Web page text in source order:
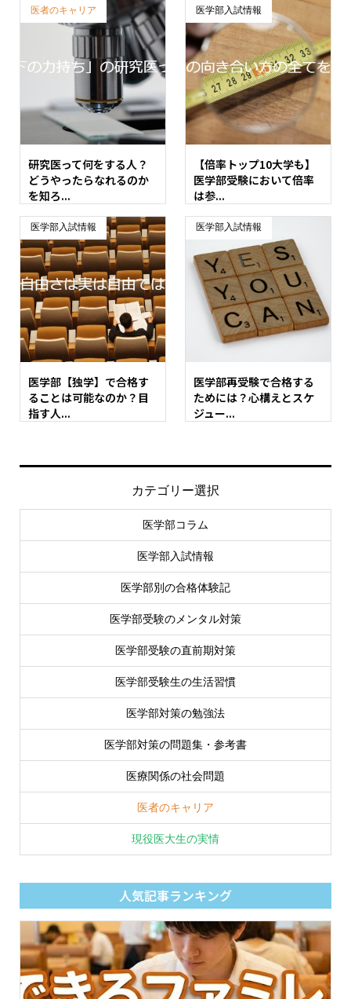
医者のキャリア
研究医って何をする人？
どうやったらなれるのか
を知ろ...
医学部入試情報
【倍率トップ10大学も】
医学部受験において倍率
は参...
医学部入試情報
医学部【独学】で合格す
ることは可能なのか？目
指す人...
医学部入試情報
医学部再受験で合格する
ためには？心構えとスケ
ジュー...
カテゴリー選択
医学部コラム
医学部入試情報
医学部別の合格体験記
医学部受験のメンタル対策
医学部受験の直前期対策
医学部受験生の生活習慣
医学部対策の勉強法
医学部対策の問題集・参考書
医療関係の社会問題
医者のキャリア
現役医大生の実情
人気記事ランキング